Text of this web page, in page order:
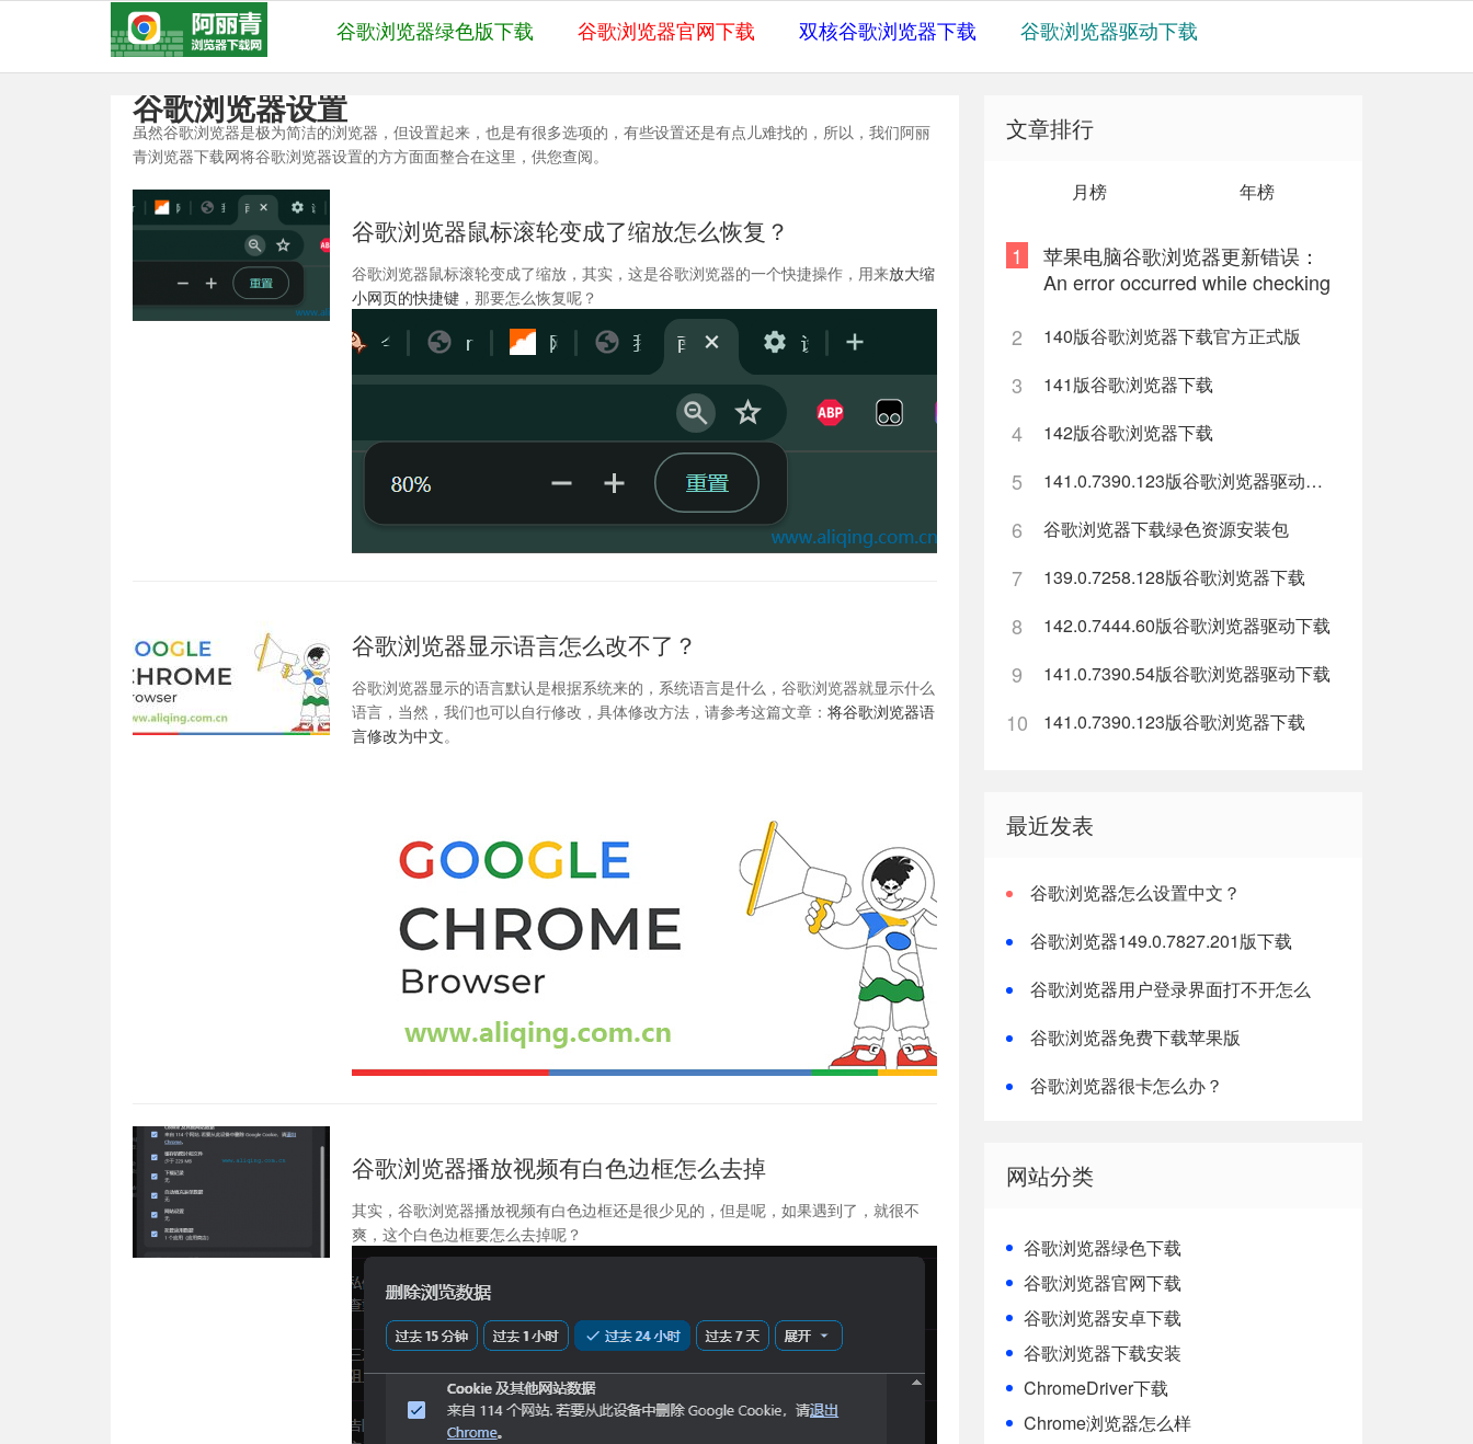
谷歌浏览器绿色版下载 谷歌浏览器官网下载 双核谷歌浏览器下载 谷歌浏览器驱动下载
谷歌浏览器设置
虽然谷歌浏览器是极为简洁的浏览器，但设置起来，也是有很多选项的，有些设置还是有点儿难找的，所以，我们阿丽
青浏览器下载网将谷歌浏览器设置的方方面面整合在这里，供您查阅。
谷歌浏览器鼠标滚轮变成了缩放怎么恢复？
谷歌浏览器鼠标滚轮变成了缩放，其实，这是谷歌浏览器的一个快捷操作，用来放大缩
小网页的快捷键 ，那要怎么恢复呢？
谷歌浏览器显示语言怎么改不了？
谷歌浏览器显示的语言默认是根据系统来的，系统语言是什么，谷歌浏览器就显示什么
语言，当然，我们也可以自行修改，具体修改方法，请参考这篇文章： 将谷歌浏览器语
言修改为中文。
谷歌浏览器播放视频有白色边框怎么去掉
其实，谷歌浏览器播放视频有白色边框还是很少见的，但是呢，如果遇到了，就很不
爽，这个白色边框要怎么去掉呢？
文章排行
月榜 年榜
1
苹果电脑谷歌浏览器更新错误：
An error occurred while checking
2
140版谷歌浏览器下载官方正式版
3 141版谷歌浏览器下载
4 142版谷歌浏览器下载
5 141.0.7390.123版谷歌浏览器驱动下载
6 谷歌浏览器下载绿色资源安装包
7 139.0.7258.128版谷歌浏览器下载
8 142.0.7444.60版谷歌浏览器驱动下载
9 141.0.7390.54版谷歌浏览器驱动下载
10 141.0.7390.123版谷歌浏览器下载
最近发表
谷歌浏览器怎么设置中文？
谷歌浏览器149.0.7827.201版下载
谷歌浏览器用户登录界面打不开怎么
谷歌浏览器免费下载苹果版
谷歌浏览器很卡怎么办？
网站分类
谷歌浏览器绿色下载
谷歌浏览器官网下载
谷歌浏览器安卓下载
谷歌浏览器下载安装
ChromeDriver下载
Chrome浏览器怎么样